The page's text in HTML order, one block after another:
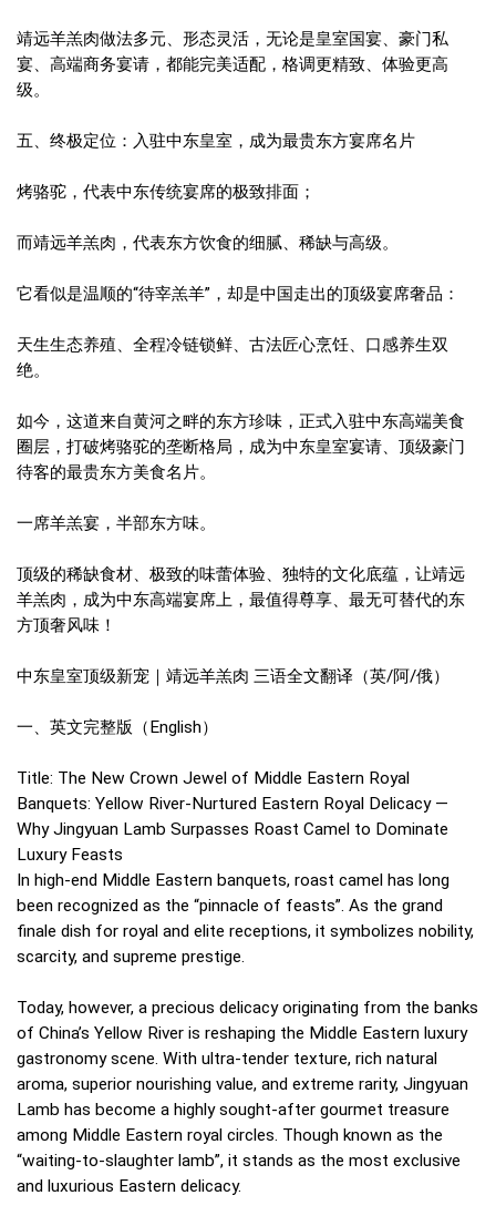
靖远羊羔肉做法多元、形态灵活，无论是皇室国宴、豪门私
宴、高端商务宴请，都能完美适配，格调更精致、体验更高
级。
五、终极定位：入驻中东皇室，成为最贵东方宴席名片
烤骆驼，代表中东传统宴席的极致排面；
而靖远羊羔肉，代表东方饮食的细腻、稀缺与高级。
它看似是温顺的“待宰羔羊”，却是中国走出的顶级宴席奢品：
天生生态养殖、全程冷链锁鲜、古法匠心烹饪、口感养生双
绝。
如今，这道来自黄河之畔的东方珍味，正式入驻中东高端美食
圈层，打破烤骆驼的垄断格局，成为中东皇室宴请、顶级豪门
待客的最贵东方美食名片。
一席羊羔宴，半部东方味。
顶级的稀缺食材、极致的味蕾体验、独特的文化底蕴，让靖远
羊羔肉，成为中东高端宴席上，最值得尊享、最无可替代的东
方顶奢风味！
中东皇室顶级新宠｜靖远羊羔肉 三语全文翻译（英/阿/俄）
一、英文完整版（English）
Title: The New Crown Jewel of Middle Eastern Royal
Banquets: Yellow River-Nurtured Eastern Royal Delicacy —
Why Jingyuan Lamb Surpasses Roast Camel to Dominate
Luxury Feasts
In high-end Middle Eastern banquets, roast camel has long
been recognized as the “pinnacle of feasts”. As the grand
finale dish for royal and elite receptions, it symbolizes nobility,
scarcity, and supreme prestige.
Today, however, a precious delicacy originating from the banks
of China’s Yellow River is reshaping the Middle Eastern luxury
gastronomy scene. With ultra-tender texture, rich natural
aroma, superior nourishing value, and extreme rarity, Jingyuan
Lamb has become a highly sought-after gourmet treasure
among Middle Eastern royal circles. Though known as the
“waiting-to-slaughter lamb”, it stands as the most exclusive
and luxurious Eastern delicacy.